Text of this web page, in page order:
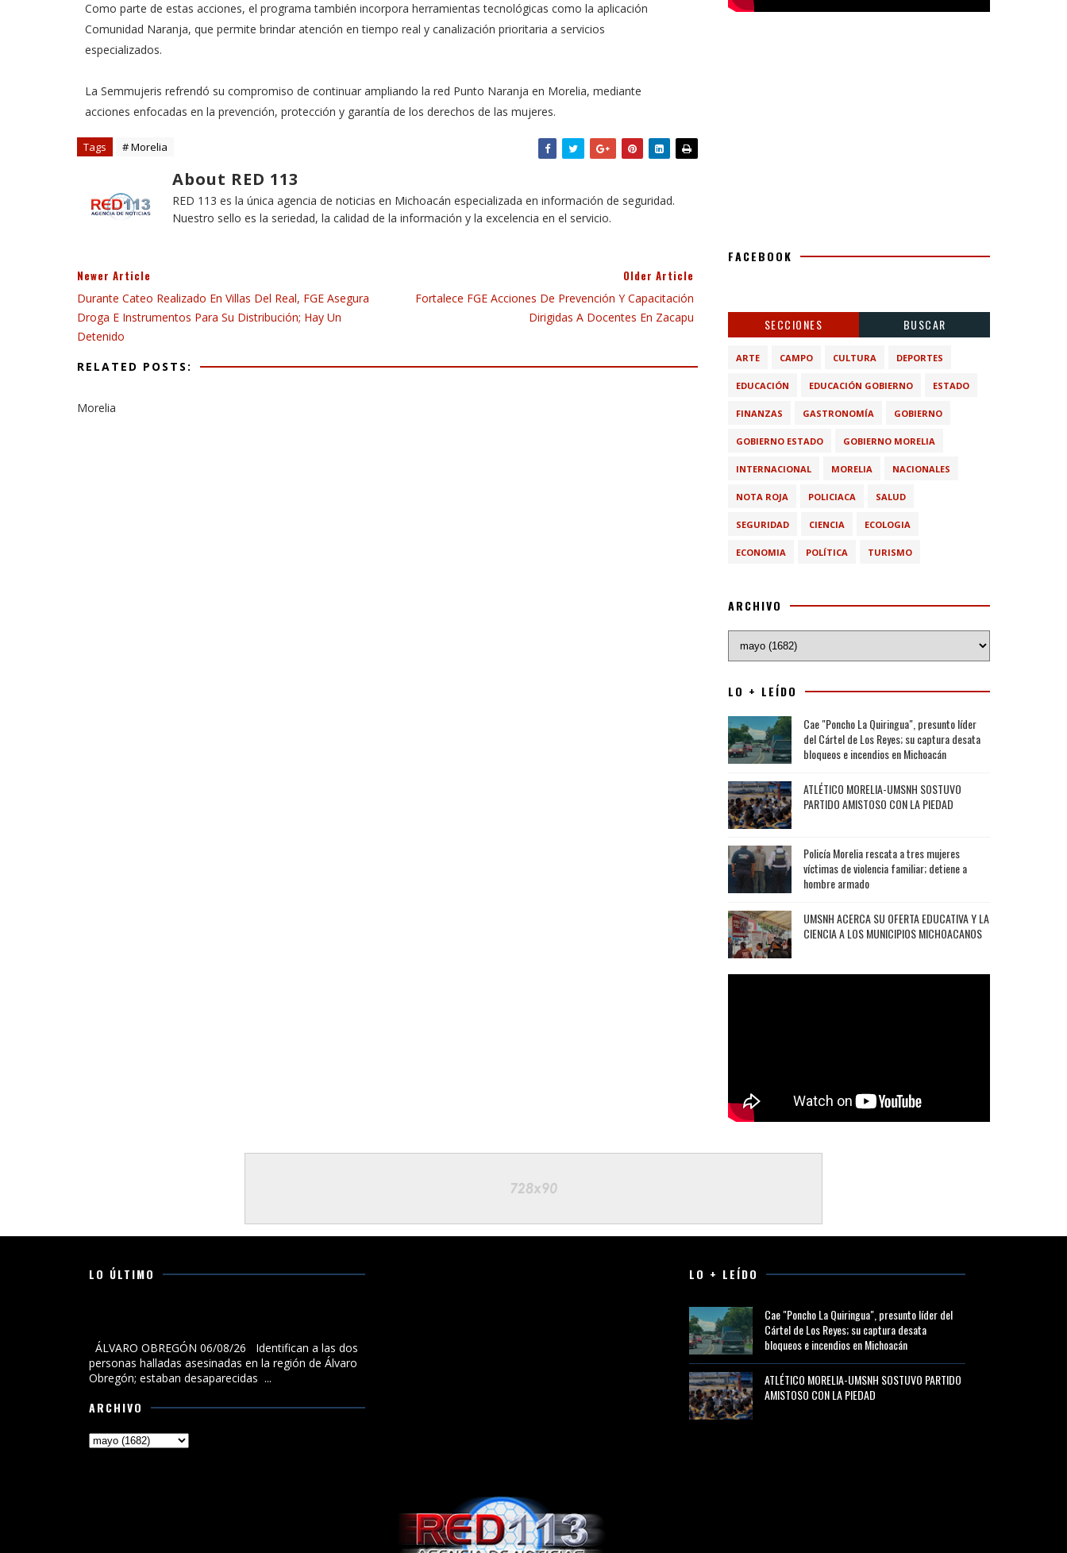
Como parte de estas acciones, el programa también incorpora herramientas tecnológicas como la aplicación
Comunidad Naranja, que permite brindar atención en tiempo real y canalización prioritaria a servicios
especializados.
La Semmujeris refrendó su compromiso de continuar ampliando la red Punto Naranja en Morelia, mediante
acciones enfocadas en la prevención, protección y garantía de los derechos de las mujeres.
Tags # Morelia
About RED 113
RED 113 es la única agencia de noticias en Michoacán especializada en información de seguridad.
Nuestro sello es la seriedad, la calidad de la información y la excelencia en el servicio.
Newer Article
Durante Cateo Realizado En Villas Del Real, FGE Asegura
Droga E Instrumentos Para Su Distribución; Hay Un
Detenido
Older Article
Fortalece FGE Acciones De Prevención Y Capacitación
Dirigidas A Docentes En Zacapu
RELATED POSTS:
Morelia
FACEBOOK
SECCIONES BUSCAR
ARTE CAMPO CULTURA DEPORTES
EDUCACIÓN EDUCACIÓN GOBIERNO ESTADO
FINANZAS GASTRONOMÍA GOBIERNO
GOBIERNO ESTADO GOBIERNO MORELIA
INTERNACIONAL MORELIA NACIONALES
NOTA ROJA POLICIACA SALUD
SEGURIDAD CIENCIA ECOLOGIA
ECONOMIA POLÍTICA TURISMO
ARCHIVO
LO + LEÍDO
Cae "Poncho La Quiringua", presunto líder
del Cártel de Los Reyes; su captura desata
bloqueos e incendios en Michoacán
ATLÉTICO MORELIA-UMSNH SOSTUVO
PARTIDO AMISTOSO CON LA PIEDAD
Policía Morelia rescata a tres mujeres
víctimas de violencia familiar; detiene a
hombre armado
UMSNH ACERCA SU OFERTA EDUCATIVA Y LA
CIENCIA A LOS MUNICIPIOS MICHOACANOS
LO ÚLTIMO
ÁLVARO OBREGÓN 06/08/26 Identifican a las dos
personas halladas asesinadas en la región de Álvaro
Obregón; estaban desaparecidas ...
ARCHIVO
LO + LEÍDO
Cae "Poncho La Quiringua", presunto líder del
Cártel de Los Reyes; su captura desata
bloqueos e incendios en Michoacán
ATLÉTICO MORELIA-UMSNH SOSTUVO PARTIDO
AMISTOSO CON LA PIEDAD